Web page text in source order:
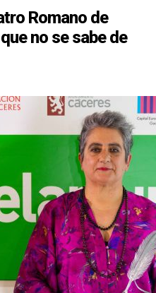
Romano de
no se sabe de